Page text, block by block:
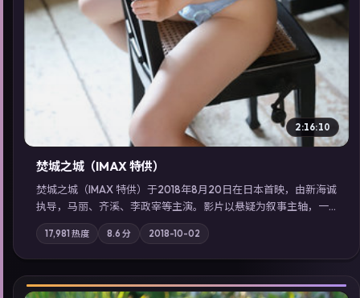
2:16:10
焚城之城（IMAX 特供）
焚城之城（IMAX 特供）于2018年8月20日在日本首映，由新海诚
执导，马丽、齐溪、李政宰等主演。影片以悬疑为叙事主轴，一
次普通通勤演变成全城关注的生死营救；摄影与配乐强化地域气
质；站内亦可通过「国产免费观看高清电视剧在线看」延展检索
同类型高分佳作，畅享高清在线追剧体验。
17,981热度 8.6 分 2018-10-02